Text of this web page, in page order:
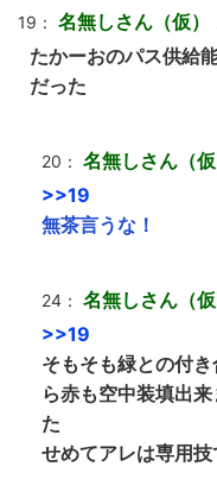
19： 名無しさん（仮）
たかーおのパス供給
だった
20： 名無しさん（仮
>>19
無茶言うな！
24： 名無しさん（仮
>>19
そもそも緑との付
ら赤も空中装填出
た
せめてアレは専用技